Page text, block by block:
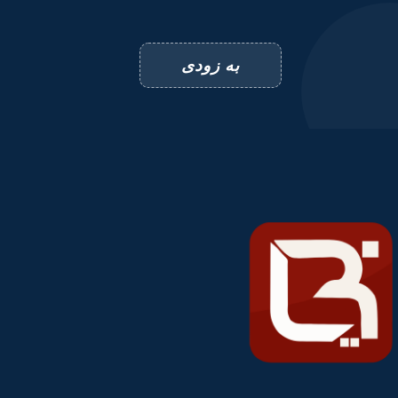
به زودی